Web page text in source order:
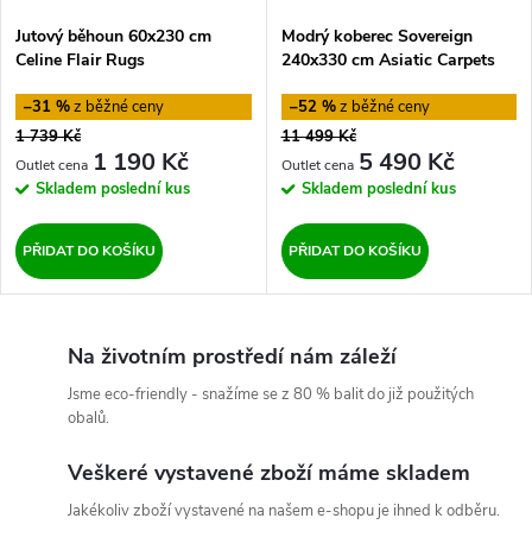
Jutový běhoun 60x230 cm
Celine Flair Rugs
–31 %
1 739 Kč
1 190 Kč
Skladem poslední kus
PŘIDAT DO KOŠÍKU
Modrý koberec Sovereign
240x330 cm Asiatic Carpets
–52 %
11 499 Kč
5 490 Kč
Skladem poslední kus
PŘIDAT DO KOŠÍKU
Na životním prostředí nám záleží
Jsme eco-friendly - snažíme se z 80 % balit do již použitých
obalů.
Veškeré vystavené zboží máme skladem
Jakékoliv zboží vystavené na našem e-shopu je ihned k odběru.